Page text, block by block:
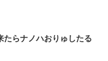
たらナノハおりゅしたる